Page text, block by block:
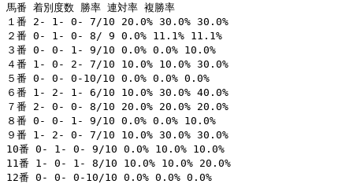
馬番 着別度数 勝率 連対率 複勝率
１番 2- 1- 0- 7/10 20.0% 30.0% 30.0%
２番 0- 1- 0- 8/ 9 0.0% 11.1% 11.1%
３番 0- 0- 1- 9/10 0.0% 0.0% 10.0%
４番 1- 0- 2- 7/10 10.0% 10.0% 30.0%
５番 0- 0- 0-10/10 0.0% 0.0% 0.0%
６番 1- 2- 1- 6/10 10.0% 30.0% 40.0%
７番 2- 0- 0- 8/10 20.0% 20.0% 20.0%
８番 0- 0- 1- 9/10 0.0% 0.0% 10.0%
９番 1- 2- 0- 7/10 10.0% 30.0% 30.0%
10番 0- 1- 0- 9/10 0.0% 10.0% 10.0%
11番 1- 0- 1- 8/10 10.0% 10.0% 20.0%
12番 0- 0- 0-10/10 0.0% 0.0% 0.0%